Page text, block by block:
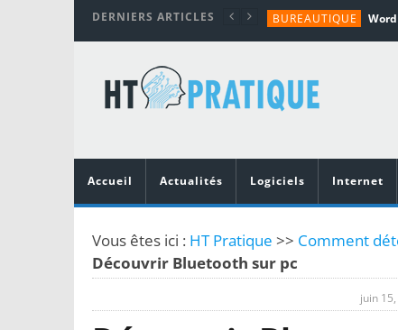
DERNIERS ARTICLES BUREAUTIQUE
TUTORIALS
MATÉRIEL
Accueil
Actualités Logiciels Internet
Vous êtes ici : HT Pratique >> Comment
Découvrir Bluetooth sur pc
juin